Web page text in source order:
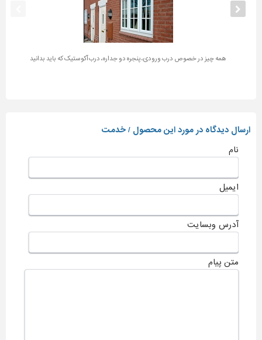
همه چیز در خصوص درب ورودی، پنجره دو جداره، درب آکوستیک که باید بدانید
ارسال دیدگاه در مورد این محصول / خدمت
نام
ایمیل
آدرس وبسایت
متن پیام